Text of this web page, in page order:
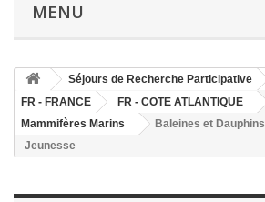
MENU
Séjours de Recherche Participative
FR - FRANCE
FR - COTE ATLANTIQUE
Mammifères Marins
Baleines et
Jeunesse